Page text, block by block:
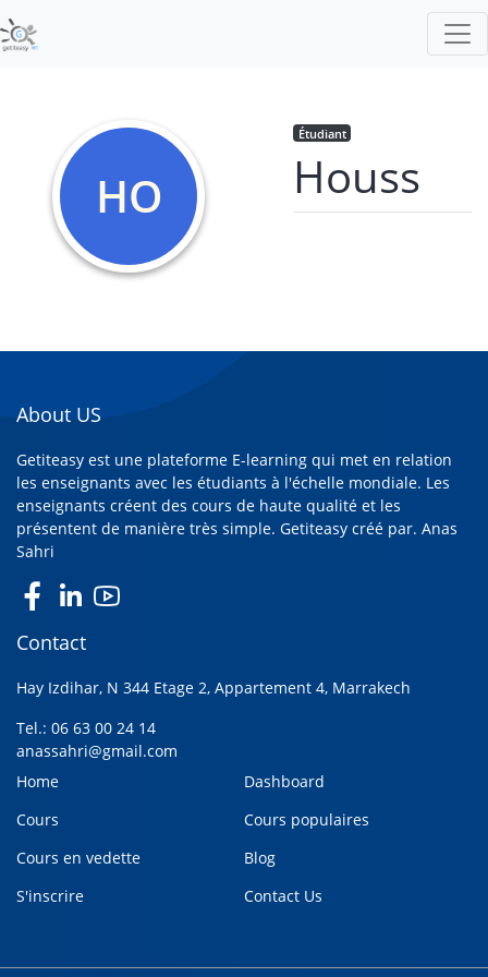
HO
Étudiant
Houss
About US
Getiteasy est une plateforme E-learning qui met en relation
les enseignants avec les étudiants à l'échelle mondiale. Les
enseignants créent des cours de haute qualité et les
présentent de manière très simple. Getiteasy créé par. Anas
Sahri
Contact
Hay Izdihar, N 344 Etage 2, Appartement 4, Marrakech
Tel.: 06 63 00 24 14
anassahri@gmail.com
Home
Dashboard
Cours
Cours populaires
Cours en vedette
Blog
S'inscrire
Contact Us